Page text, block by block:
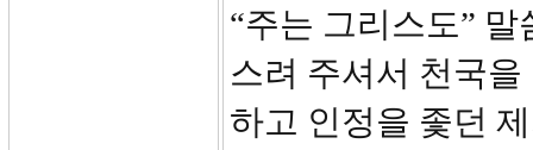
“주는 그리스도”
스려 주셔서 천국
하고 인정을 좇던